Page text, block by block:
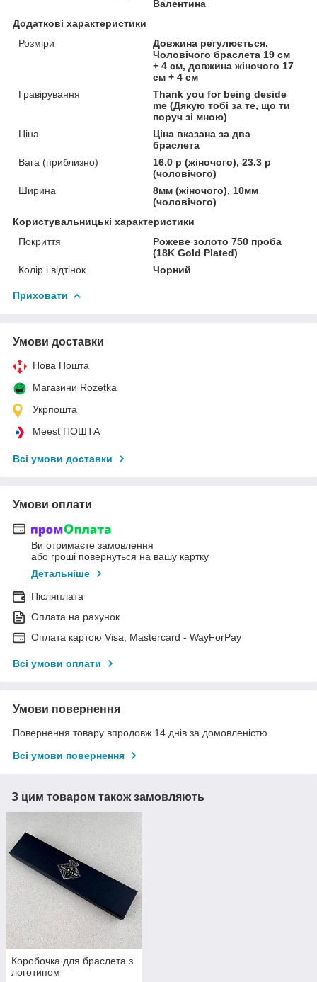
Валентина
Додаткові характеристики
Розміри
Довжина регулюється.
Чоловічого браслета 19 см
+ 4 см, довжина жіночого 17
см + 4 см
Гравірування
Thank you for being deside
me (Дякую тобі за те, що ти
поруч зі мною)
Ціна
Ціна вказана за два
браслета
Вага (приблизно)
16.0 р (жіночого), 23.3 р
(чоловічого)
Ширина
8мм (жіночого), 10мм
(чоловічого)
Користувальницькі характеристики
Покриття
Рожеве золото 750 проба
(18K Gold Plated)
Колір і відтінок
Чорний
Приховати
Умови доставки
Нова Пошта
Магазини Rozetka
Укрпошта
Meest ПОШТА
Всі умови доставки
Умови оплати
Ви отримаєте замовлення
або гроші повернуться на вашу картку
Детальніше
Післяплата
Оплата на рахунок
Оплата картою Visa, Mastercard - WayForPay
Всі умови оплати
Умови повернення
Повернення товару впродовж 14 днів за домовленістю
Всі умови повернення
З цим товаром також замовляють
Коробочка для браслета з
логотипом